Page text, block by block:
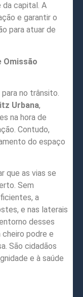
da capital. A
e garantir o
para atuar de
Omissão
no trânsito.
Urbana,
na hora de
Contudo,
do espaço
que as vias se
Sem
a
e nas laterais
desses
podre e
São cidadãos
e à saúde